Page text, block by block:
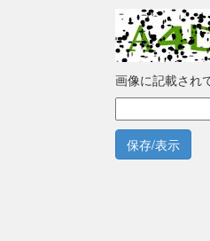
画像に記載され
保存/表示